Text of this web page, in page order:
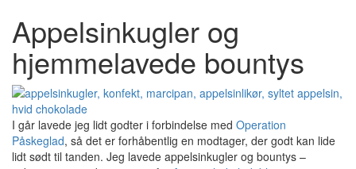
Appelsinkugler og
hjemmelavede bountys
I går lavede jeg lidt godter i forbindelse med Operation
Påskeglad, så det er forhåbentlig en modtager, der godt kan lide
lidt sødt til tanden. Jeg lavede appelsinkugler og bountys –